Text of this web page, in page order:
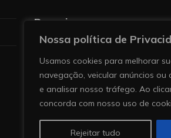
Nossa política de
Usamos cookies para melhorar
navegação, veicular anúncios
e analisar nosso tráfego. Ao
concorda com nosso uso de
Rejeitar tudo
Pesquise